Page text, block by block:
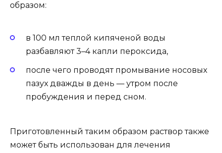
образом:
в 100 мл теплой кипяченой воды
разбавляют 3–4 капли пероксида,
после чего проводят промывание носовых
пазух дважды в день — утром после
пробуждения и перед сном.
Приготовленный таким образом раствор также
может быть использован для лечения